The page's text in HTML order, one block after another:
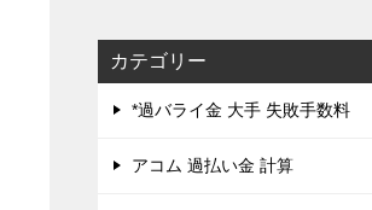
カテゴリー
*過バライ金 大手 失敗手数料
アコム 過払い金 計算